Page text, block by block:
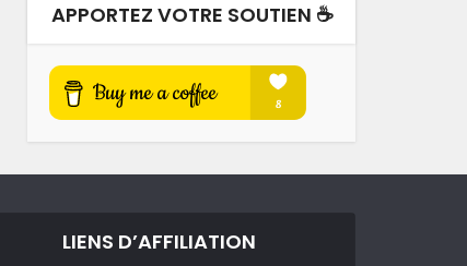
APPORTEZ VOTRE SOUTIEN ☕️
LIENS D’AFFILIATION